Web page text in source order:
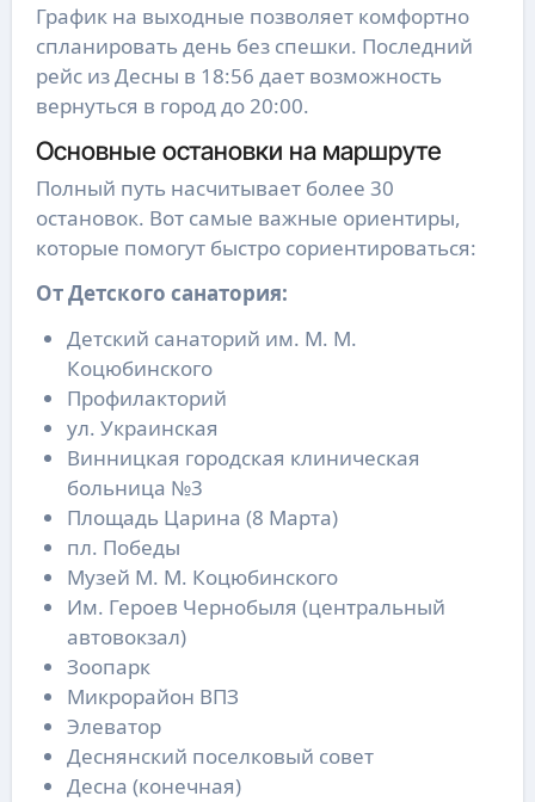
График на выходные позволяет комфортно
спланировать день без спешки. Последний
рейс из Десны в 18:56 дает возможность
вернуться в город до 20:00.
Основные остановки на маршруте
Полный путь насчитывает более 30
остановок. Вот самые важные ориентиры,
которые помогут быстро сориентироваться:
От Детского санатория:
Детский санаторий им. М. М.
Коцюбинского
Профилакторий
ул. Украинская
Винницкая городская клиническая
больница №3
Площадь Царина (8 Марта)
пл. Победы
Музей М. М. Коцюбинского
Им. Героев Чернобыля (центральный
автовокзал)
Зоопарк
Микрорайон ВПЗ
Элеватор
Деснянский поселковый совет
Десна (конечная)